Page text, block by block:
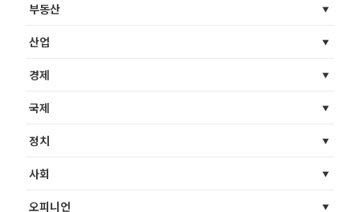
부동산
산업
경제
국제
정치
사회
오피니언